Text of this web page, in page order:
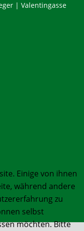
| Valentingasse
Einige von ihnen
während andere
zu
selbst
möchten. Bitte